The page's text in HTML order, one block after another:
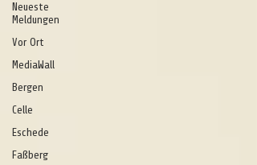
Neueste
Meldungen
Vor Ort
MediaWall
Bergen
Celle
Eschede
Faßberg